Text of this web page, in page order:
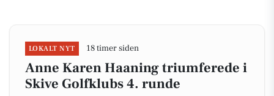
LOKALT NYT 18 timer siden
Anne Karen Haaning triumferede i
Skive Golfklubs 4. runde